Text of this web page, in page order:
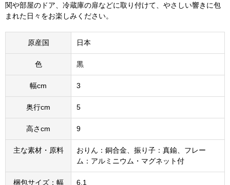
関や部屋のドア、冷蔵庫の扉などに取り付けて、やさしい響きに包
まれた日々をお楽しみください。
原産国 日本
色 黒
幅cm 3
奥行cm 5
高さcm 9
主な素材・原料
おりん：銅合金、振り子：真鍮、フレー
ム：アルミニウム・マグネット付
梱包サイズ：幅
6.1